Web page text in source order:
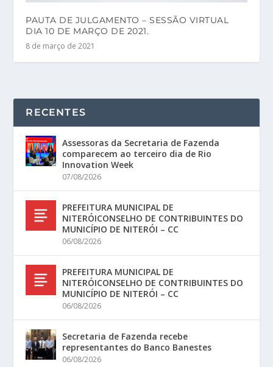
PAUTA DE JULGAMENTO – SESSÃO VIRTUAL
DIA 10 DE MARÇO DE 2021.
8 de março de 2021
RECENTES
Assessoras da Secretaria de Fazenda
comparecem ao terceiro dia de Rio
Innovation Week
07/08/2026
PREFEITURA MUNICIPAL DE
NITERÓICONSELHO DE CONTRIBUINTES DO
MUNICÍPIO DE NITERÓI – CC
06/08/2026
PREFEITURA MUNICIPAL DE
NITERÓICONSELHO DE CONTRIBUINTES DO
MUNICÍPIO DE NITERÓI – CC
06/08/2026
Secretaria de Fazenda recebe
representantes do Banco Banestes
06/08/2026